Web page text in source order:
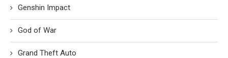
Genshin Impact
God of War
Grand Theft Auto